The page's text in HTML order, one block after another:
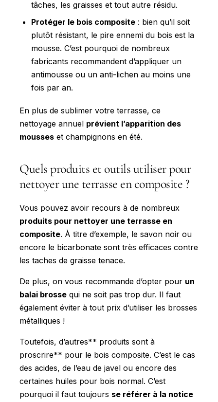
tâches, les graisses et tout autre résidu.
Protéger le bois composite : bien qu’il soit
plutôt résistant, le pire ennemi du bois est la
mousse. C’est pourquoi de nombreux
fabricants recommandent d’appliquer un
antimousse ou un anti-lichen au moins une
fois par an.
En plus de sublimer votre terrasse, ce
nettoyage annuel prévient l’apparition des
mousses et champignons en été.
Quels produits et outils utiliser pour
nettoyer une terrasse en composite ?
Vous pouvez avoir recours à de nombreux
produits pour nettoyer une terrasse en
composite. À titre d’exemple, le savon noir ou
encore le bicarbonate sont très efficaces contre
les taches de graisse tenace.
De plus, on vous recommande d’opter pour un
balai brosse qui ne soit pas trop dur. Il faut
également éviter à tout prix d’utiliser les brosses
métalliques !
Toutefois, d’autres** produits sont à
proscrire** pour le bois composite. C’est le cas
des acides, de l’eau de javel ou encore des
certaines huiles pour bois normal. C’est
pourquoi il faut toujours se référer à la notice